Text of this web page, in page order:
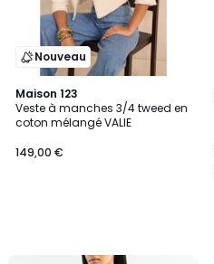
Nouveau
Maison 123
Veste à manches 3/4 tweed en
coton mélangé VALIE
149,00 €